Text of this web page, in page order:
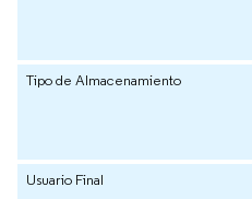
Tipo de Almacenamiento
Usuario Final